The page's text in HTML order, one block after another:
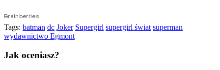
Tags: batman dc Joker Supergirl supergirl świat superman
wydawnictwo Egmont
Jak oceniasz?